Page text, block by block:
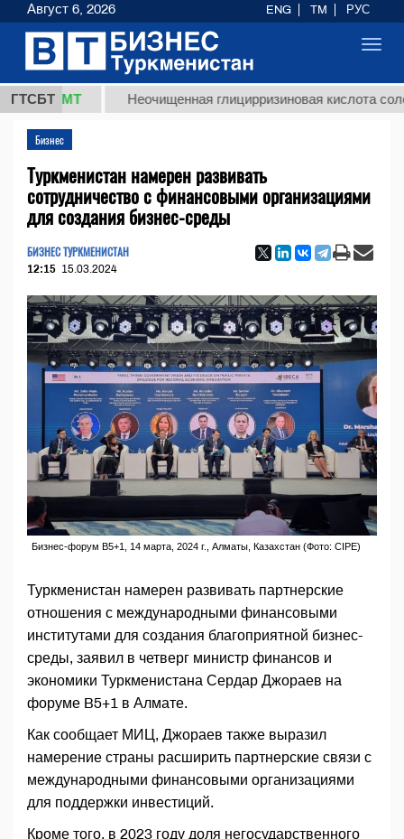
ГТСБТ
ТМТ Неочищенная глицирризиновая кислота
Бизнес
Туркменистан намерен развивать
сотрудничество с финансовыми организациями
для создания бизнес-среды
БИЗНЕС ТУРКМЕНИСТАН
12:15 15.03.2024
Бизнес-форум B5+1, 14 марта, 2024 г., Алматы, Казахстан (Фото: CIPE)
Туркменистан намерен развивать партнерские
отношения с международными финансовыми
институтами для создания благоприятной бизнес-
среды, заявил в четверг министр финансов и
экономики Туркменистана Сердар Джораев на
форуме B5+1 в Алмате.
Как сообщает МИЦ, Джораев также выразил
намерение страны расширить партнерские связи с
международными финансовыми организациями
для поддержки инвестиций.
Кроме того, в 2023 году доля негосударственного
Август 6, 2026 ENG TM РУС